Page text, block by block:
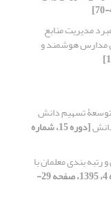
مدیریت منابع
مدارس هوشمند و
تسهیم دانش
[دوره 15، شماره
بندی معلمان با
[دوره 15، شماره 4، 1395، صفحه 29-